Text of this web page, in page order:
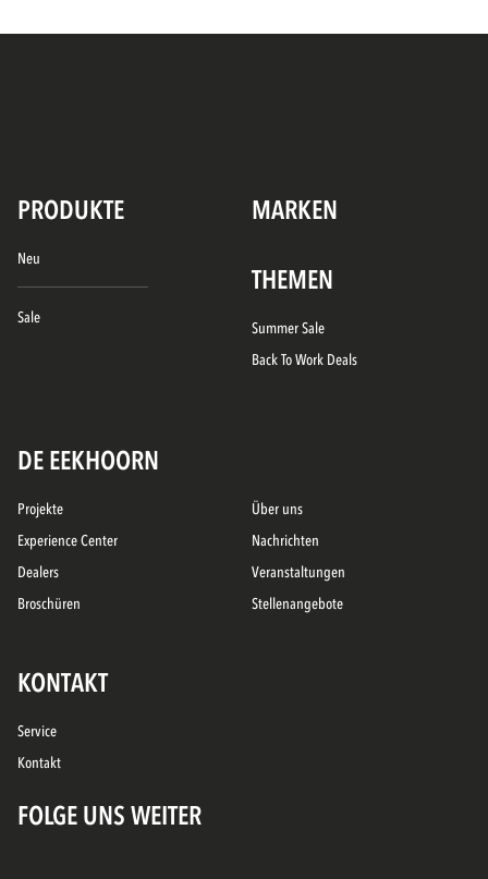
PRODUKTE MARKEN
Neu
Sale
THEMEN
Summer Sale
Back To Work Deals
DE EEKHOORN
Projekte
Experience Center
Dealers
Broschüren
Über uns
Nachrichten
Veranstaltungen
Stellenangebote
KONTAKT
Service
Kontakt
FOLGE UNS WEITER